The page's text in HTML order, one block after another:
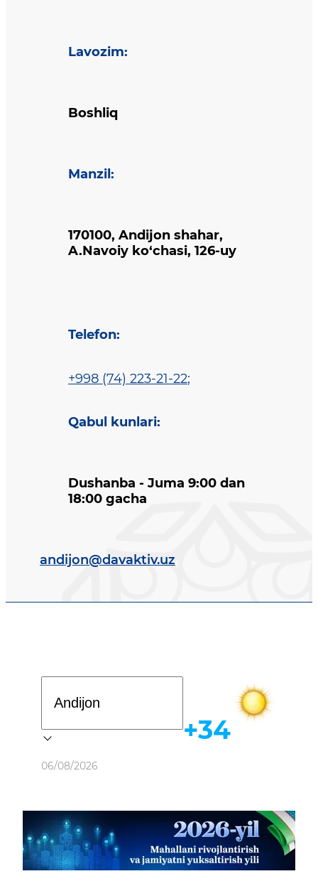
Lavozim:
Boshliq
Manzil :
170100, Andijon shahar,
A.Navoiy ko‘chasi, 126-uy
Telefon:
+998 (74) 223-21-22;
Qabul kunlari:
Dushanba - Juma 9:00 dan
18:00 gacha
andijon@davaktiv.uz
Ob-havo
06/08/2026
+34